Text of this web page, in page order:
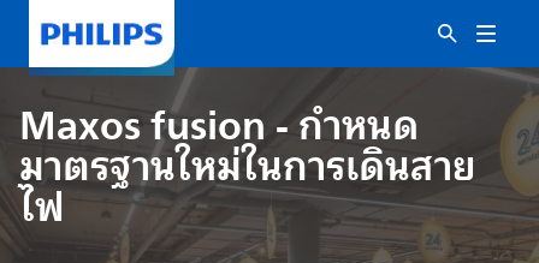
Maxos fusion - กำหนด
มาตรฐานใหม่ในการเดินสาย
ไฟ